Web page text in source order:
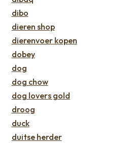
dibo
dieren shop
dierenvoer kopen
dobey
dog
dog chow
dog lovers gold
droog
duck
duitse herder